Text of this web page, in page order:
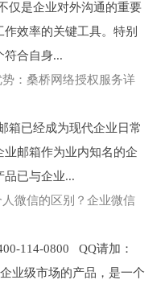
是企业对外沟通的重要
效率的关键工具。特别
符合自身...
：桑桥网络授权服务详
已经成为现代企业日常
邮箱作为业内知名的企
品已与企业...
微信的区别？企业微信
114-0800 QQ请加：
业级市场的产品，是一个